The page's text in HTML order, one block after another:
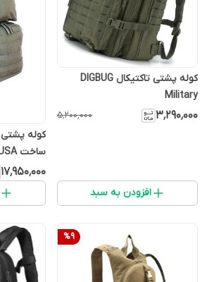
کوله پشتی تاکتیکال DIGBUG
Military
۳٬۲۹۰٬۰۰۰ ۵٬۲۰۰٬۰۰۰
افزودن به سبد
ساخت USA
۱۷٬۹۵۰٬۰۰۰
%9